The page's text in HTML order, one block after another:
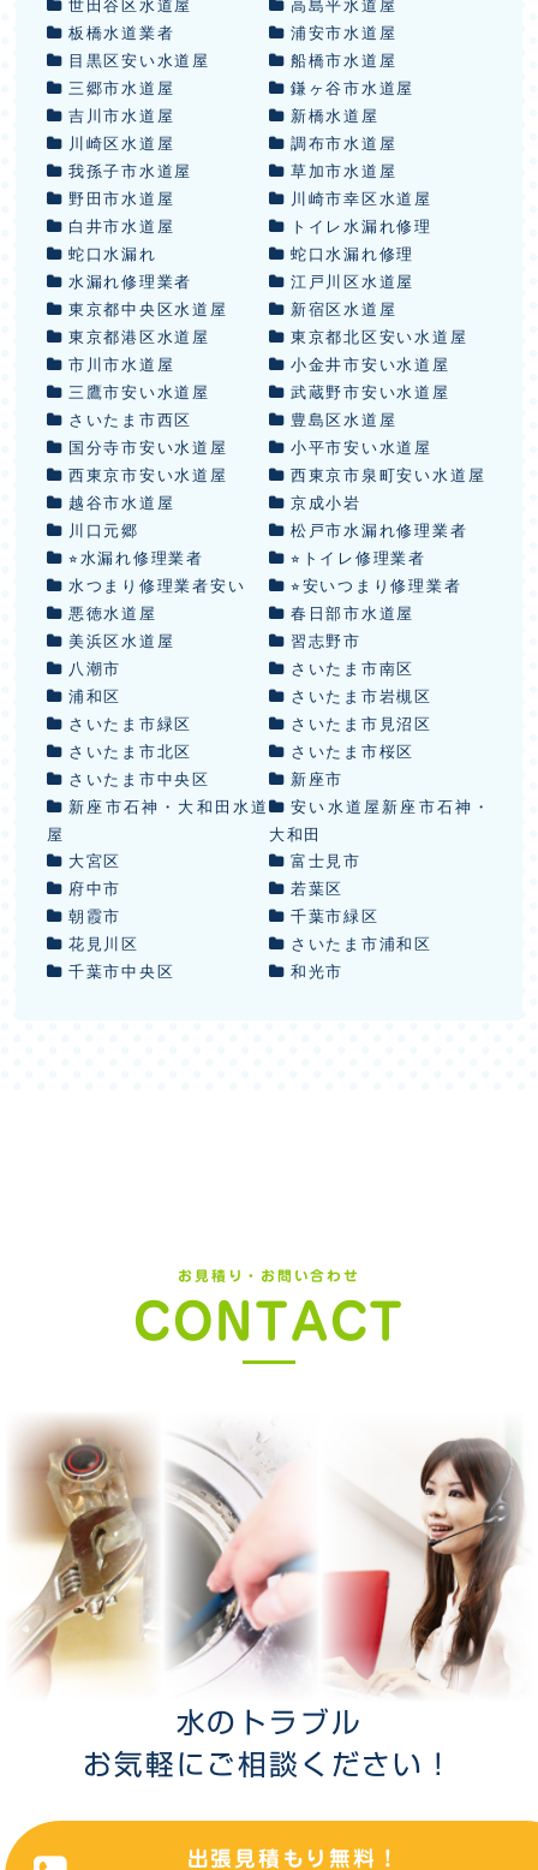
世田谷区水道屋
高島平水道屋
板橋水道業者
浦安市水道屋
目黒区安い水道屋
船橋市水道屋
三郷市水道屋
鎌ヶ谷市水道屋
吉川市水道屋
新橋水道屋
川崎区水道屋
調布市水道屋
我孫子市水道屋
草加市水道屋
野田市水道屋
川崎市幸区水道屋
白井市水道屋
トイレ水漏れ修理
蛇口水漏れ
蛇口水漏れ修理
水漏れ修理業者
江戸川区水道屋
東京都中央区水道屋
新宿区水道屋
東京都港区水道屋
東京都北区安い水道屋
市川市水道屋
小金井市安い水道屋
三鷹市安い水道屋
武蔵野市安い水道屋
さいたま市西区
豊島区水道屋
国分寺市安い水道屋
小平市安い水道屋
西東京市安い水道屋
西東京市泉町安い水道屋
越谷市水道屋
京成小岩
川口元郷
松戸市水漏れ修理業者
⭐︎水漏れ修理業者
⭐︎トイレ修理業者
水つまり修理業者安い
⭐︎安いつまり修理業者
悪徳水道屋
春日部市水道屋
美浜区水道屋
習志野市
八潮市
さいたま市南区
浦和区
さいたま市岩槻区
さいたま市緑区
さいたま市見沼区
さいたま市北区
さいたま市桜区
さいたま市中央区
新座市
新座市石神・大和田水道
屋
安い水道屋新座市石神・
大和田
大宮区
富士見市
府中市
若葉区
朝霞市
千葉市緑区
花見川区
さいたま市浦和区
千葉市中央区
和光市
お見積り・お問い合わせ
CONTACT
水のトラブル
お気軽にご相談ください！
出張見積もり無料！